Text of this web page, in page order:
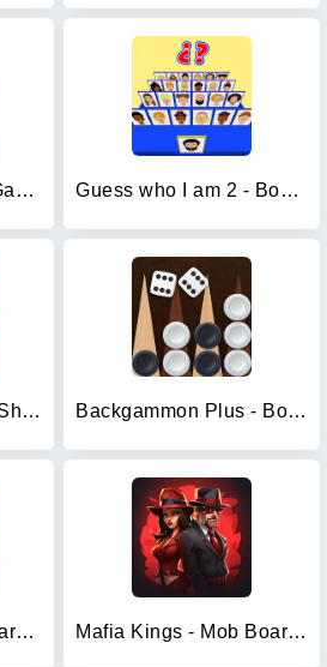
Rento - Dice Board Game Online Guess who I am 2 - Board games
Bullet Chess: Board Shootout Backgammon Plus - Board Game
Ludo Offline Dice Board Game Mafia Kings - Mob Board Game